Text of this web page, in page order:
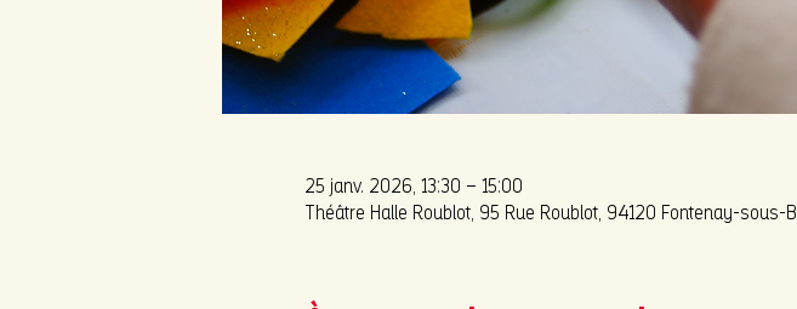
25 janv. 2026, 13:30 – 15:00
Théâtre Halle Roublot, 95 Rue Roublot, 94120 Fontenay-sous-